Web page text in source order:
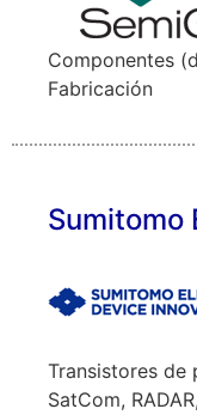
Componentes
Fabricación
Sumitomo
Transistores de
SatCom,